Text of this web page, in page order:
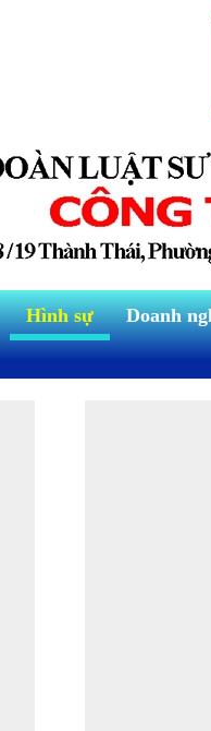
Hình sự Doanh